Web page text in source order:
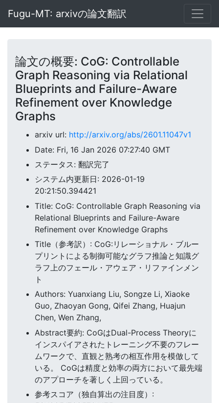
Fugu-MT: arxivの論文翻訳
論文の概要: CoG: Controllable
Graph Reasoning via Relational
Blueprints and Failure-Aware
Refinement over Knowledge
Graphs
arxiv url: http://arxiv.org/abs/2601.11047v1
Date: Fri, 16 Jan 2026 07:27:40 GMT
ステータス: 翻訳完了
システム内更新日: 2026-01-19
20:21:50.394421
Title: CoG: Controllable Graph Reasoning via
Relational Blueprints and Failure-Aware
Refinement over Knowledge Graphs
Title（参考訳）: CoG:リレーショナル・ブルー
プリントによる制御可能なグラフ推論と知識グ
ラフ上のフェール・アウェア・リファインメン
ト
Authors: Yuanxiang Liu, Songze Li, Xiaoke
Guo, Zhaoyan Gong, Qifei Zhang, Huajun
Chen, Wen Zhang,
Abstract要約: CoGはDual-Process Theoryに
インスパイアされたトレーニング不要のフレー
ムワークで、直観と熟考の相互作用を模倣して
いる。 CoGは精度と効率の両方において最先端
のアプローチを著しく上回っている。
参考スコア（独自算出の注目度）: